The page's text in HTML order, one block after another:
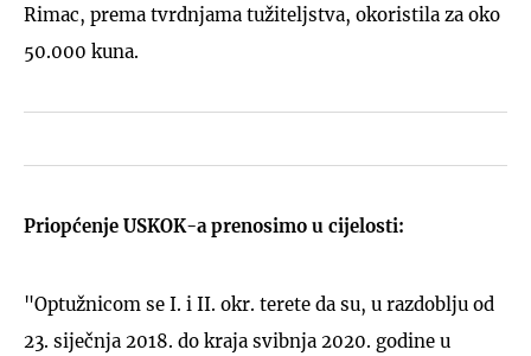
Rimac, prema tvrdnjama tužiteljstva, okoristila za oko
50.000 kuna.
Priopćenje USKOK-a prenosimo u cijelosti:
"Optužnicom se I. i II. okr. terete da su, u razdoblju od
23. siječnja 2018. do kraja svibnja 2020. godine u